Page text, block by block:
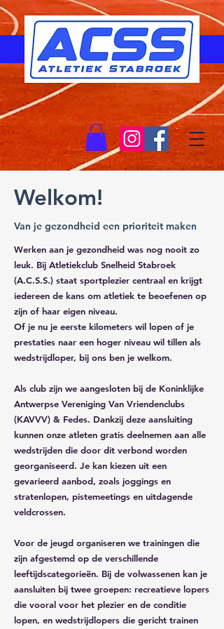
Welkom!
Van je gezondheid een prioriteit maken
Werken aan je gezondheid was nog nooit zo
leuk. Bij Atletiekclub Snelheid Stabroek
(A.C.S.S.) staat sportplezier centraal en krijgt
iedereen de kans om atletiek te beoefenen op
zijn of haar eigen niveau.
Of je nu je eerste kilometers wil lopen of je
prestaties naar een hoger niveau wil tillen als
wedstrijdloper, bij ons ben je welkom.
Als club zijn we aangesloten bij de Koninklijke
Antwerpse Vereniging Van Vriendenclubs
(KAVVV) & Fedes. Dankzij deze aansluiting
kunnen onze atleten gratis deelnemen aan alle
wedstrijden die door dit verbond worden
georganiseerd. Je kan kiezen uit een
gevarieerd aanbod, zoals joggings en
stratenlopen, pistemeetings en uitdagende
veldcrossen.
Voor de jeugd organiseren we trainingen die
zijn afgestemd op de verschillende
leeftijdscategorieën. Bij de volwassenen kan je
aansluiten bij twee groepen: recreatieve lopers
die vooral voor het plezier en de conditie
lopen, en wedstrijdlopers die gericht trainen